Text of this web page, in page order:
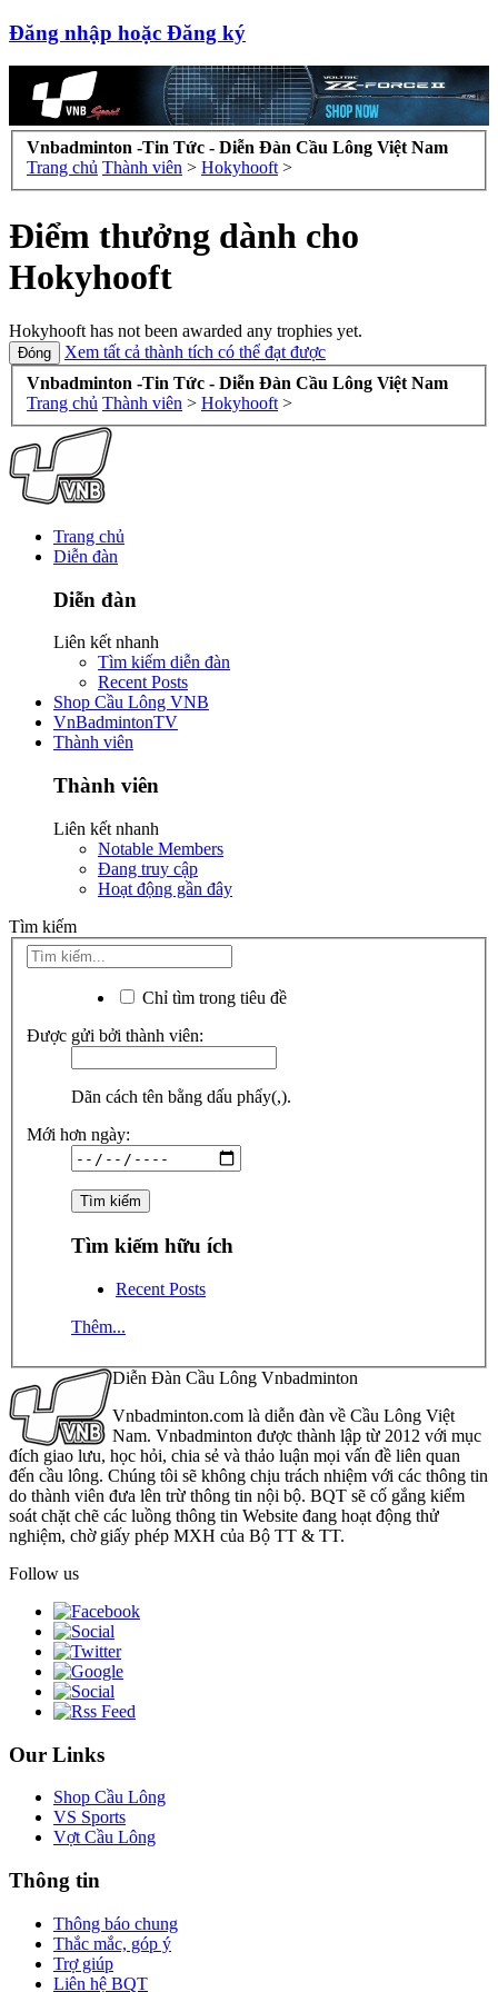
Đăng nhập hoặc Đăng ký
Vnbadminton -Tin Tức - Diễn Đàn Cầu Lông Việt Nam
Trang chủ Thành viên > Hokyhooft >
Điểm thưởng dành cho
Hokyhooft
Hokyhooft has not been awarded any trophies yet.
Xem tất cả thành tích có thể đạt được
Vnbadminton -Tin Tức - Diễn Đàn Cầu Lông Việt Nam
Trang chủ Thành viên > Hokyhooft >
Trang chủ
Diễn đàn
Diễn đàn
Liên kết nhanh
Tìm kiếm diễn đàn
Recent Posts
Shop Cầu Lông VNB
VnBadmintonTV
Thành viên
Thành viên
Liên kết nhanh
Notable Members
Đang truy cập
Hoạt động gần đây
Tìm kiếm
Chỉ tìm trong tiêu đề
Được gửi bởi thành viên:
Dãn cách tên bằng dấu phẩy(,).
Mới hơn ngày:
Tìm kiếm hữu ích
Recent Posts
Thêm...
Diễn Đàn Cầu Lông Vnbadminton
Vnbadminton.com là diễn đàn về Cầu Lông Việt
Nam. Vnbadminton được thành lập từ 2012 với mục
đích giao lưu, học hỏi, chia sẻ và thảo luận mọi vấn đề liên quan
đến cầu lông. Chúng tôi sẽ không chịu trách nhiệm với các thông tin
do thành viên đưa lên trừ thông tin nội bộ. BQT sẽ cố gắng kiểm
soát chặt chẽ các luồng thông tin Website đang hoạt động thử
nghiệm, chờ giấy phép MXH của Bộ TT & TT.
Follow us
Our Links
Shop Cầu Lông
VS Sports
Vợt Cầu Lông
Thông tin
Thông báo chung
Thắc mắc, góp ý
Trợ giúp
Liên hệ BQT